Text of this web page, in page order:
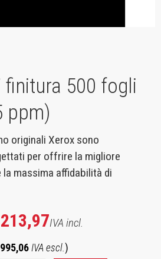
finitura 500 fogli
ppm)
originali Xerox sono
per offrire la migliore
la massima affidabilità di
IVA incl.
IVA escl.)